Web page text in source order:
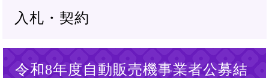
へ
入札・契約
令和8年度自動販売機事業者公募結